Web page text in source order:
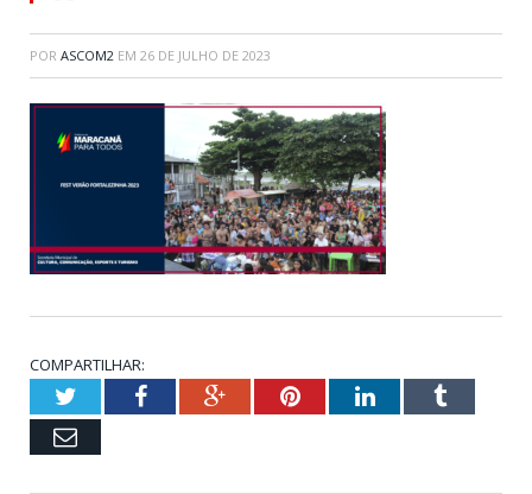
POR ASCOM2 EM 26 DE JULHO DE 2023
COMPARTILHAR:
TwitterFacebookGoogle+PinterestLinkedInTumblr
Email